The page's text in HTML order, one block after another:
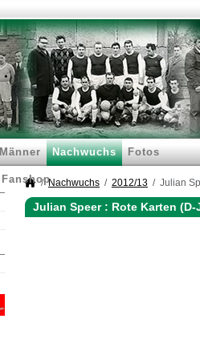
Männer Nachwuchs Fotos
FanshopNachwuchs 2012/13 Julian
Julian Speer : Rote Karten